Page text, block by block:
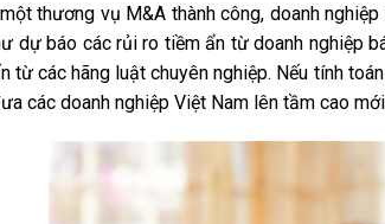
thương vụ M&A thành công, doanh
dự báo các rủi ro tiềm ẩn từ doanh nghiệp
từ các hãng luật chuyên nghiệp. Nếu tính
các doanh nghiệp Việt Nam lên tầm cao